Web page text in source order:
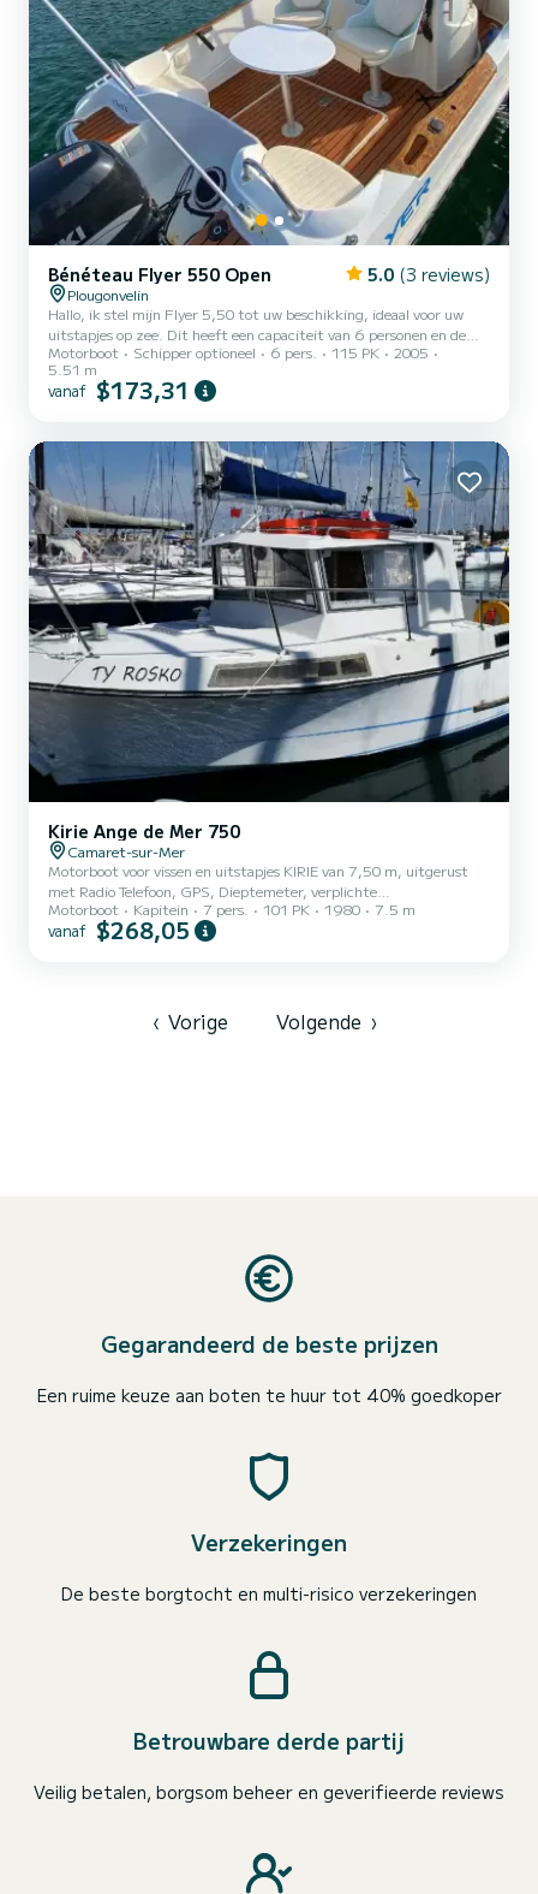
Bénéteau Flyer 550 Open 5.0 (3 reviews)
Plougonvelin
Hallo, ik stel mijn Flyer 5,50 tot uw beschikking, ideaal voor uw
uitstapjes op zee. Dit heeft een capaciteit van 6 personen en de
kustvergunning is vereist. Het bevat alle uitrusting die door de
wetgeving wordt gevraagd om veilig te kunnen varen. Andere
uitrusting: -Groot zonnedek voor -achtertafel -hengelhouders -
Bertheaume en wordt op de drijvende steiger...
Motorboot Schipper optioneel 6 pers. 115 PK
2005
5.51 m
vanaf $173,31
Kirie Ange de Mer 750
Camaret-sur-Mer
Motorboot voor vissen en uitstapjes KIRIE van 7,50 m, uitgerust
met Radio Telefoon, GPS, Dieptemeter, verplichte
kustbewapening, toilet. Keuken met stromend water, salon met
tafel, gasfornuis, radio CD, koffiezetapparaat.
Motorboot Kapitein 7 pers. 101 PK 1980 7.5 m
vanaf $268,05
‹ Vorige Volgende ›
Gegarandeerd de beste prijzen
Een ruime keuze aan boten te huur tot 40% goedkoper
Verzekeringen
De beste borgtocht en multi-risico verzekeringen
Betrouwbare derde partij
Veilig betalen, borgsom beheer en geverifieerde reviews